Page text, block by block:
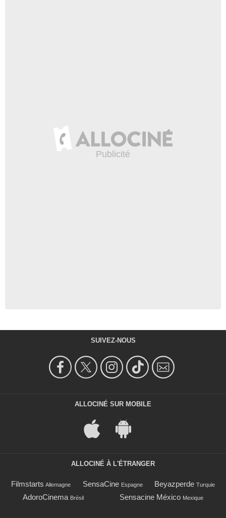
SUIVEZ-NOUS
ALLOCINÉ SUR MOBILE
ALLOCINÉ À L'ÉTRANGER
Filmstarts Allemagne SensaCine Espagne Beyazperde Turquie
AdoroCinema Brésil Sensacine México Mexique